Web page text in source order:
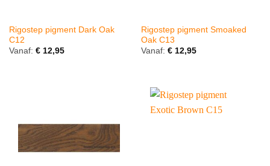
Rigostep pigment Dark Oak
C12
Vanaf: €12,95
Rigostep pigment Smoaked
Oak C13
Vanaf: €12,95